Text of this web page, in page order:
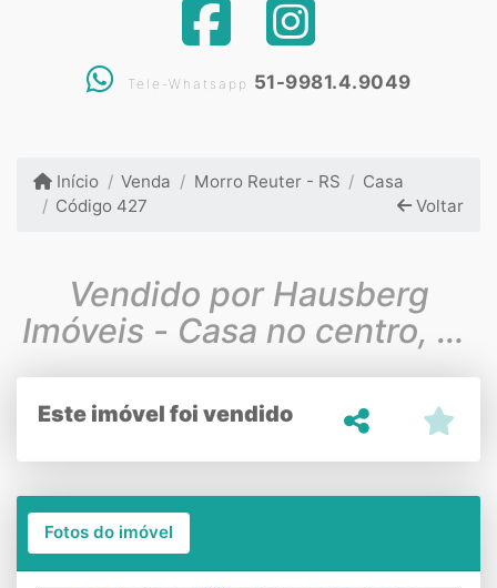
Tele-Whatsapp 51-9981.4.9049
Início Venda Morro Reuter - RS
Casa
Código 427
Voltar
Vendido por Hausberg
Imóveis - Casa no centro, na
cidade de Morro Reuter
Este imóvel foi vendido
Fotos do imóvel